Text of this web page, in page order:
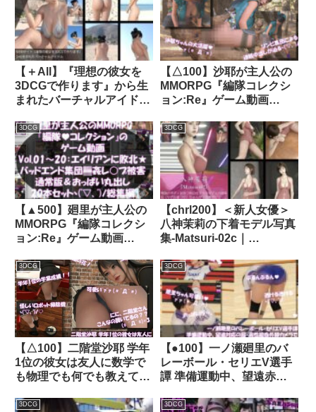
【＋All】『理想の彼女を
3DCGで作ります』から生
まれたバーチャルアイドル
ぐり）」のグラドル撮影風
写真集:Gradol_47｜
d_297880│ Libido-Labo
【△100】沙耶が主人公の
MMORPG『編隊コレクシ
ョン:Re』ゲーム動画
るレ○プ被害に遭ってしま
う:座位バック2）｜
d_749860
3DCG
【▲500】廻里が主人公の
MMORPG『編隊コレクシ
ョン:Re』ゲーム動画
ット総集編！:通常版＆お
っぱい丸出しでゾンビの集
団によるレ○プ被害に遭っ
てしまう×20｜d_715653
3DCG
【chrl200】＜新人女優＞
八神茉莉の下着モデル写真
集-Matsuri-02c｜
3DCG
【△100】二階堂沙耶 学年
1位の彼女は友人に数学で
も物理でも何でも教えてあ
紺色フルバックの普通なパ
3DCG
【●100】一ノ瀬廻里のバ
レーボール・セリエV選手
譚 準備運動中、望遠赤外
透ける状態で下着を透視・
3DCG 3DCG